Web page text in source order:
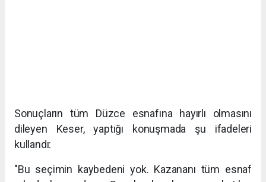
Sonuçların tüm Düzce esnafına hayırlı olmasını
dileyen Keser, yaptığı konuşmada şu ifadeleri
kullandı:
"Bu seçimin kaybedeni yok. Kazananı tüm esnaf